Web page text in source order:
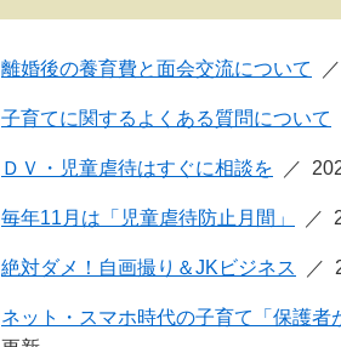
離婚後の養育費と面会交流について
子育てに関するよくある質問について
ＤＶ・児童虐待はすぐに相談を
毎年11月は「児童虐待防止月間」
絶対ダメ！自画撮り＆JKビジネス
ネット・スマホ時代の子育て「保護者